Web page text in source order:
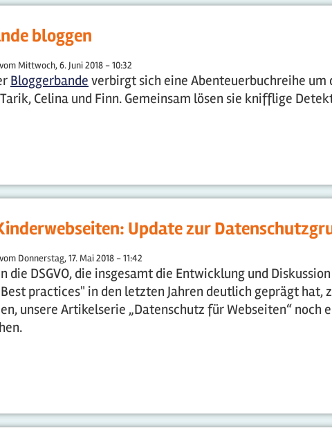
bloggen
Mittwoch, 6. Juni 2018 - 10:32
Bloggerbande verbirgt sich eine Abenteuerbuchreihe um
Celina und Finn. Gemeinsam lösen sie knifflige
Update zur
Donnerstag, 17. Mai 2018 - 11:42
die DSGVO, die insgesamt die Entwicklung und
practices" in den letzten Jahren deutlich geprägt hat,
unsere Artikelserie „Datenschutz für Webseiten“ noch